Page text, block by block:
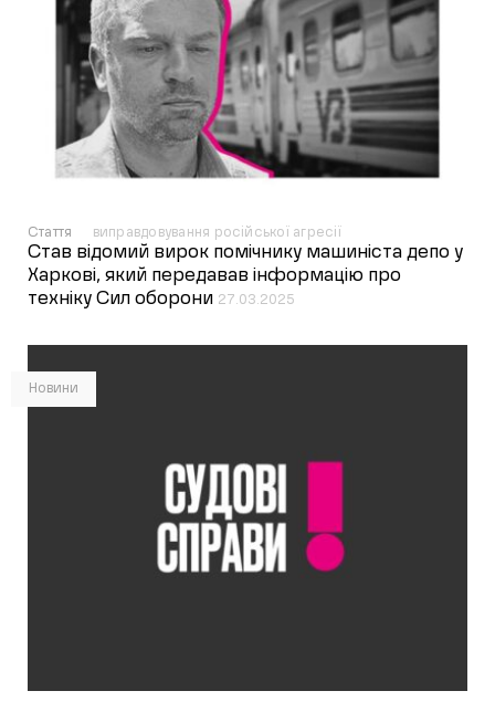
Стаття виправдовування російської агресії
Став відомий вирок помічнику машиніста депо у
Харкові, який передавав інформацію про
техніку Сил оборони 27.03.2025
Новини